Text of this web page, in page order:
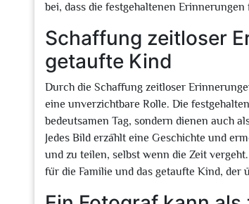
bei, dass die festgehaltenen
Schaffung zeitloser
getaufte Kind
Durch die Schaffung zeitloser
eine unverzichtbare Rolle. Die
bedeutsamen Tag, sondern dienen auch
Jedes Bild erzählt eine Geschichte und
und zu teilen, selbst wenn die Zeit
für die Familie und das getaufte Kind, der